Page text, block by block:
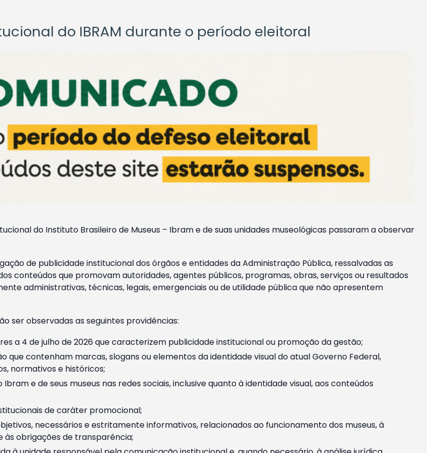
do IBRAM durante o período eleitoral
do Instituto Brasileiro de Museus – Ibram e de suas unidades museológicas passaram a observar
de publicidade institucional dos órgãos e entidades da Administração Pública, ressalvadas as
conteúdos que promovam autoridades, agentes públicos, programas, obras, serviços ou resultados
administrativas, técnicas, legais, emergenciais ou de utilidade pública que não apresentem
ser observadas as seguintes providências:
a 4 de julho de 2026 que caracterizem publicidade institucional ou promoção da gestão;
que contenham marcas, slogans ou elementos da identidade visual do atual Governo Federal,
normativos e históricos;
e de seus museus nas redes sociais, inclusive quanto à identidade visual, aos conteúdos
de caráter promocional;
necessários e estritamente informativos, relacionados ao funcionamento dos museus, à
obrigações de transparência;